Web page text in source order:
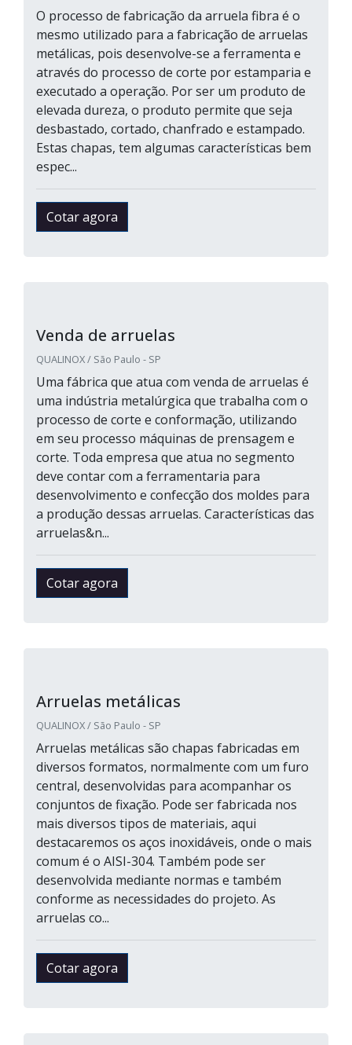
O processo de fabricação da arruela fibra é o
mesmo utilizado para a fabricação de arruelas
metálicas, pois desenvolve-se a ferramenta e
através do processo de corte por estamparia e
executado a operação. Por ser um produto de
elevada dureza, o produto permite que seja
desbastado, cortado, chanfrado e estampado.
Estas chapas, tem algumas características bem
espec...
Cotar agora
Venda de arruelas
QUALINOX / São Paulo - SP
Uma fábrica que atua com venda de arruelas é
uma indústria metalúrgica que trabalha com o
processo de corte e conformação, utilizando
em seu processo máquinas de prensagem e
corte. Toda empresa que atua no segmento
deve contar com a ferramentaria para
desenvolvimento e confecção dos moldes para
a produção dessas arruelas. Características das
arruelas&n...
Cotar agora
Arruelas metálicas
QUALINOX / São Paulo - SP
Arruelas metálicas são chapas fabricadas em
diversos formatos, normalmente com um furo
central, desenvolvidas para acompanhar os
conjuntos de fixação. Pode ser fabricada nos
mais diversos tipos de materiais, aqui
destacaremos os aços inoxidáveis, onde o mais
comum é o AISI-304. Também pode ser
desenvolvida mediante normas e também
conforme as necessidades do projeto. As
arruelas co...
Cotar agora